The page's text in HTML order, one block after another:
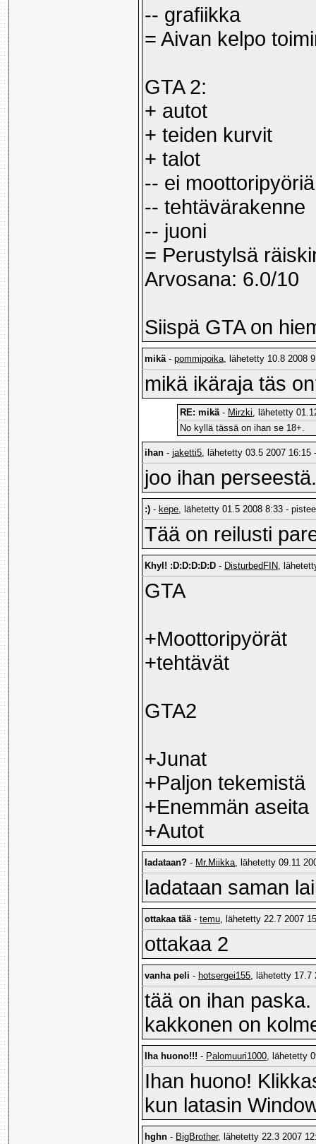
-- grafiikka
= Aivan kelpo
GTA 2:
+ autot
+ teiden kurvit
+ talot
-- ei moottoripyöriä
-- tehtävärakenne
-- juoni
= Perustylsä
Arvosana: 6.0/10
Siispä GTA on
mikä-pommipoika, lähetetty 10.8 2008
mikä ikäraja täs
RE: mikä- Mirzki, lähetetty
No kyllä tässä on ihan se 18+.
ihan -jaketti5, lähetetty 03.5 2007
joo ihan
:) - kepe, lähetetty 01.5 2008 8:33 -
Tää on reilusti
Khyl! :D:D:D:D:D - DisturbedFIN,
GTA
+Moottoripyörät
+tehtävät
GTA2
+Junat
+Paljon tekemistä
+Enemmän aseita
+Autot
ladataan? - Mr.Miikka, lähetetty 09.11
ladataan saman
ottakaa tää-temu, lähetetty 22.7 2007
ottakaa 2
vanha peli - hotsergei155, lähetetty
tää on ihan paska.
kakkonen on
Iha huono!!! - Palomuuri1000, lähetetty
Ihan huono!
kun latasin
hghn - BigBrother, lähetetty 22.3 2007